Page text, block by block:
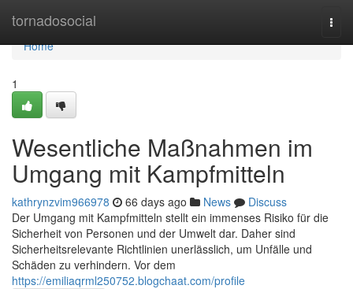
tornadosocial
Home
Home
1
Wesentliche Maßnahmen im
Umgang mit Kampfmitteln
kathrynzvim966978 66 days ago News
Discuss
Der Umgang mit Kampfmitteln stellt ein immenses Risiko für die
Sicherheit von Personen und der Umwelt dar. Daher sind
Sicherheitsrelevante Richtlinien unerlässlich, um Unfälle und
Schäden zu verhindern. Vor dem
https://emiliaqrml250752.blogchaat.com/profile